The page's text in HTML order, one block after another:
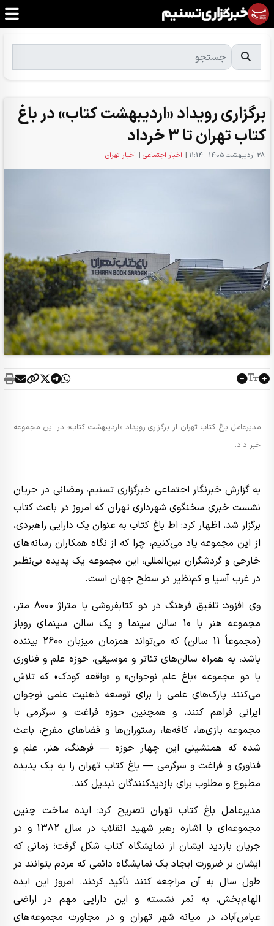
برگزاری رویداد «اردیبهشت کتاب» در باغ
کتاب تهران تا 3 خرداد
28 ارديبهشت 1405 - 11:14 | اخبار اجتماعی | اخبار تهران
مدیرعامل باغ کتاب تهران از برگزاری رویداد «اردیبهشت کتاب» در این مجموعه
خبر داد.
به گزارش خبرنگار اجتماعی خبرگزاری تسنیم، رمضانی در جریان
نشست خبری سخنگوی شهرداری تهران که امروز در باعث کتاب
برگزار شد، اظهار کرد: اط باغ کتاب به عنوان یک دارایی راهبردی،
از این مجموعه یاد می‌کنیم، چرا که از نگاه همکاران رسانه‌های
خارجی و گردشگران بین‌المللی، این مجموعه یک پدیده بی‌نظیر
در غرب آسیا و کم‌نظیر در سطح جهان است.
وی افزود: تلفیق فرهنگ در دو کتابفروشی با متراژ 8000 متر،
مجموعه هنر با 10 سالن سینما و یک سالن سینمای روباز
(مجموعاً 11 سالن) که می‌تواند همزمان میزبان 2600 بیننده
باشد، به همراه سالن‌های تئاتر و موسیقی، حوزه علم و فناوری
با دو مجموعه «باغ علم نوجوان» و «واقعه کودک» که تلاش
می‌کنند پارک‌های علمی را برای توسعه ذهنیت علمی نوجوان
ایرانی فراهم کنند، و همچنین حوزه فراغت و سرگرمی با
مجموعه بازی‌ها، کافه‌ها، رستوران‌ها و فضاهای مفرح، باعث
شده که همنشینی این چهار حوزه — فرهنگ، هنر، علم و
فناوری و فراغت و سرگرمی — باغ کتاب تهران را به یک پدیده
مطبوع و مطلوب برای بازدیدکنندگان تبدیل کند.
مدیرعامل باغ کتاب تهران تصریح کرد: ایده ساخت چنین
مجموعه‌ای با اشاره رهبر شهید انقلاب در سال 1382 و در
جریان بازدید ایشان از نمایشگاه کتاب شکل گرفت؛ زمانی که
ایشان بر ضرورت ایجاد یک نمایشگاه دائمی که مردم بتوانند در
طول سال به آن مراجعه کنند تأکید کردند. امروز این ایده
الهام‌بخش، به ثمر نشسته و این دارایی مهم در اراضی
عباس‌آباد، در میانه شهر تهران و در مجاورت مجموعه‌های